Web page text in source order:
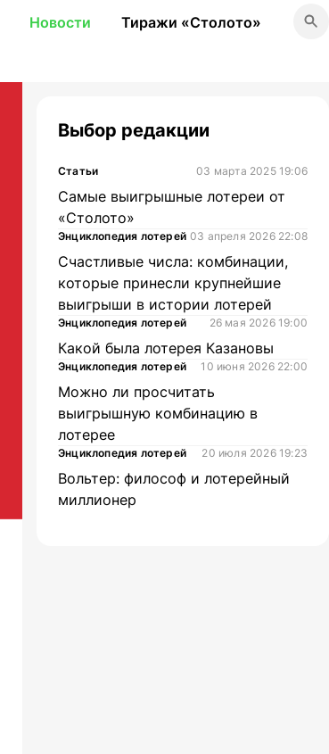
Новости Тиражи «Столото»
Выбор редакции
Статьи 03 марта 2025 19:06
Самые выигрышные лотереи от
«Столото»
Энциклопедия лотерей 03 апреля 2026 22:08
Счастливые числа: комбинации,
которые принесли крупнейшие
выигрыши в истории лотерей
Энциклопедия лотерей 26 мая 2026 19:00
Какой была лотерея Казановы
Энциклопедия лотерей 10 июня 2026 22:00
Можно ли просчитать
выигрышную комбинацию в
лотерее
Энциклопедия лотерей 20 июля 2026 19:23
Вольтер: философ и лотерейный
миллионер